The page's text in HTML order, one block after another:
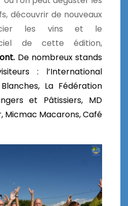
découvrir de nouveaux
les vins et le
de cette édition,
De nombreux stands
: l’International
La Fédération
et Pâtissiers, MD
Micmac Macarons, Café